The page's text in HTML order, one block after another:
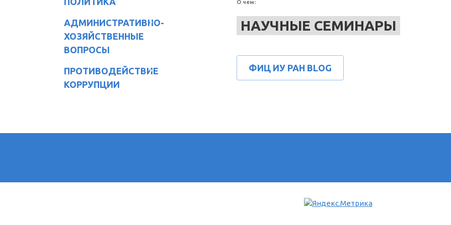
АДМИНИСТРАТИВНО-
ХОЗЯЙСТВЕННЫЕ
ВОПРОСЫ
ПРОТИВОДЕЙСТВИЕ
КОРРУПЦИИ
О чем:
НАУЧНЫЕ СЕМИНАРЫ
ФИЦ ИУ РАН BLOG